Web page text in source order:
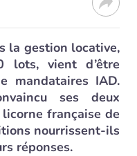
la gestion locative,
vient d’être
mandataires IAD.
ses deux
française de
nourrissent-ils
réponses.